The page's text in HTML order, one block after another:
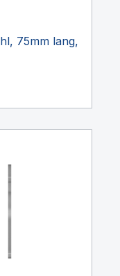
75mm lang,